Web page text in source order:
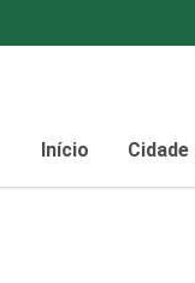
Início Cidade